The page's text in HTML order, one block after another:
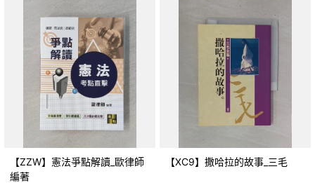
【ZZW】憲法爭點解讀_歐律師
編著
【XC9】撒哈拉的故事_三毛